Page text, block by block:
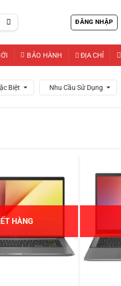
ĐĂNG NHẬP
BẢO HÀNH ĐỊA CHỈ
Biệt Nhu Cầu Sử Dụng
HÀNG